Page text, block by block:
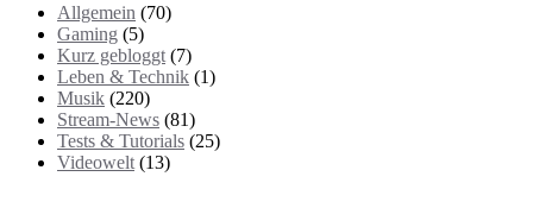
Allgemein (70)
Gaming (5)
Kurz gebloggt (7)
Leben & Technik (1)
Musik (220)
Stream-News (81)
Tests & Tutorials (25)
Videowelt (13)